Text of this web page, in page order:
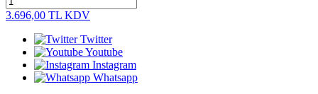
3.696,00 TL KDV
Twitter
Youtube
Instagram
Whatsapp